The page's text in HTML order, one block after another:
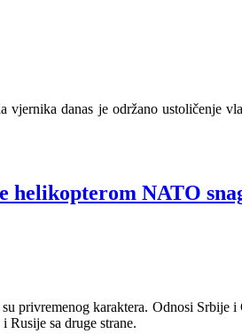
vjernika danas je održano ustoličenje
helikopterom NATO
privremenog karaktera. Odnosi
Rusije sa druge strane.